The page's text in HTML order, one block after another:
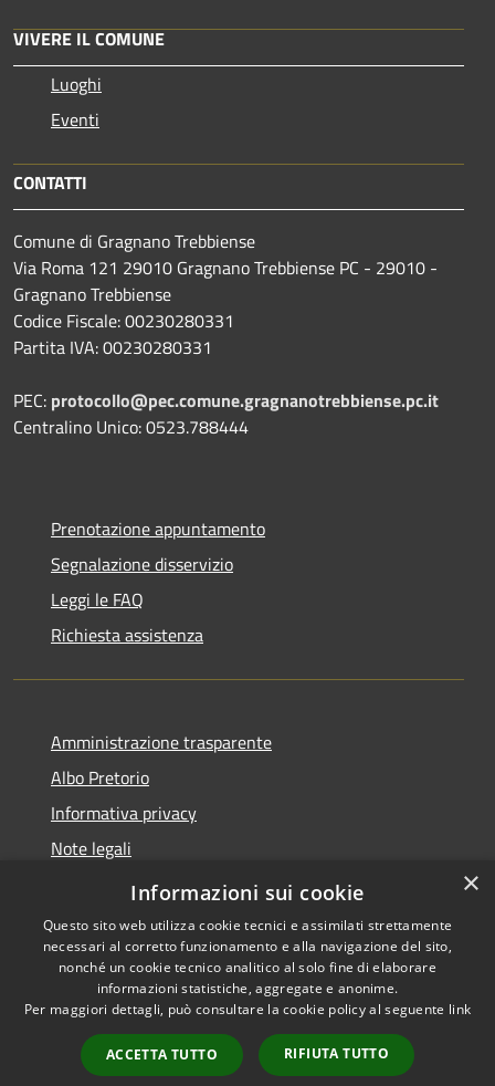
VIVERE IL COMUNE
Luoghi
Eventi
CONTATTI
Comune di Gragnano Trebbiense
Via Roma 121 29010 Gragnano Trebbiense PC - 29010 -
Gragnano Trebbiense
Codice Fiscale: 00230280331
Partita IVA: 00230280331
PEC: protocollo@pec.comune.gragnanotrebbiense.pc.it
Centralino Unico: 0523.788444
Prenotazione appuntamento
Segnalazione disservizio
Leggi le FAQ
Richiesta assistenza
Amministrazione trasparente
Albo Pretorio
Informativa privacy
Note legali
Dichiarazione di accessibilità
Accessibilità
Copyright © 2026 • Comune di
Gragnano Trebbiense (PC) •
Powered byMunicipium
Accesso redazione
×
Informazioni sui cookie
Questo sito web utilizza cookie tecnici e assimilati strettamente
necessari al corretto funzionamento e alla navigazione del sito,
nonché un cookie tecnico analitico al solo fine di elaborare
informazioni statistiche, aggregate e anonime.
Per maggiori dettagli, può consultare la cookie policy al seguente link
ACCETTA TUTTO RIFIUTA TUTTO